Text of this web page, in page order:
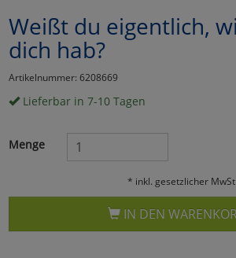
Weißt du eigentlich,
dich hab?
Artikelnummer: 6208669
Lieferbar in 7-10 Tagen
Menge
* inkl. gesetzlicher
IN DEN
Marketing
Umfragetools
Cookies
Alle Akzeptieren
Cookies
Einstellungen
zurückzu